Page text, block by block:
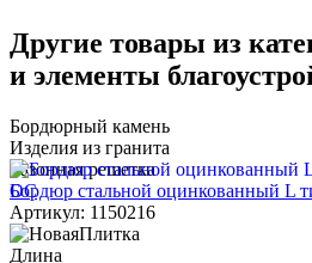
Другие товары из
и элементы
Бордюрный камень
Изделия из гранита
Газонная решетка
Бордюр стальной оцинкованный L
Артикул: 1150216
Длина